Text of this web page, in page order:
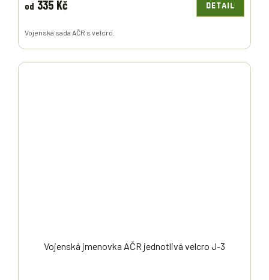
od 335 Kč DETAIL
Vojenská sada AČR s velcro.
Vojenská jmenovka AČR jednotlivá velcro J-3